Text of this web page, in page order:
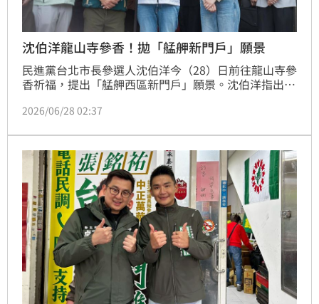
沈伯洋龍山寺參香！拋「艋舺新門戶」願景
民進黨台北市長參選人沈伯洋今（28）日前往龍山寺參
香祈福，提出「艋舺西區新門戶」願景。沈伯洋指出，
歷史、體驗在地文化的重要入口，並且要以龍山寺與艋
新門戶，讓萬華被世界看見，讓台北成為一座可以安心
生活、勇敢做夢的城市。
2026/06/28 02:37